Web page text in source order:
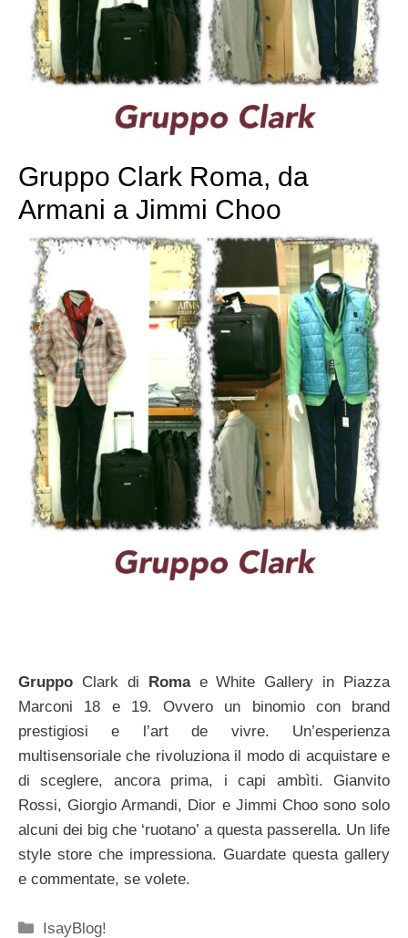
Gruppo Clark Roma, da
Armani a Jimmi Choo
Gruppo Clark di Romae White Gallery in Piazza
Marconi 18 e 19. Ovvero un binomio con brand
prestigiosi e l’art de vivre. Un’esperienza
multisensoriale che rivoluziona il modo di acquistare e
di sceglere, ancora prima, i capi ambìti. Gianvito
Rossi, Giorgio Armandi, Dior e Jimmi Choo sono solo
alcuni dei big che ‘ruotano’ a questa passerella. Un life
style store che impressiona. Guardate questa gallery
e commentate, se volete.
Categorie
IsayBlog!